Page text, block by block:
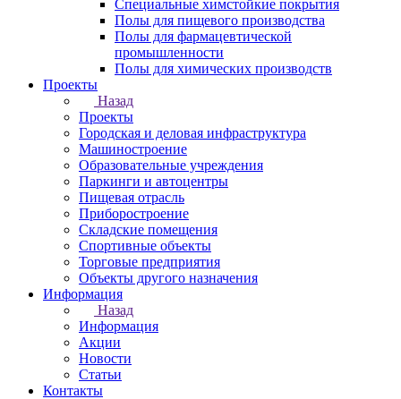
Специальные химстойкие покрытия
Полы для пищевого производства
Полы для фармацевтической
промышленности
Полы для химических производств
Проекты
Назад
Проекты
Городская и деловая инфраструктура
Машиностроение
Образовательные учреждения
Паркинги и автоцентры
Пищевая отрасль
Приборостроение
Складские помещения
Спортивные объекты
Торговые предприятия
Объекты другого назначения
Информация
Назад
Информация
Акции
Новости
Статьи
Контакты